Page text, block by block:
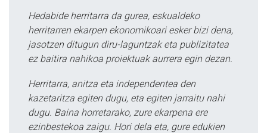
Hedabide herritarra da gurea, eskualdeko
herritarren ekarpen ekonomikoari esker bizi dena,
jasotzen ditugun diru-laguntzak eta publizitatea
ez baitira nahikoa proiektuak aurrera egin dezan.
Herritarra, anitza eta independentea den
kazetaritza egiten dugu, eta egiten jarraitu nahi
dugu. Baina horretarako, zure ekarpena ere
ezinbestekoa zaigu. Hori dela eta, gure edukien